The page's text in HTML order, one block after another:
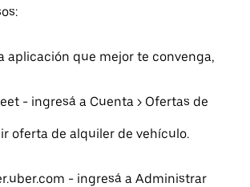
aplicación que mejor te convenga,
- ingresá a Cuenta > Ofertas de
oferta de alquiler de vehículo.
- ingresá a Administrar